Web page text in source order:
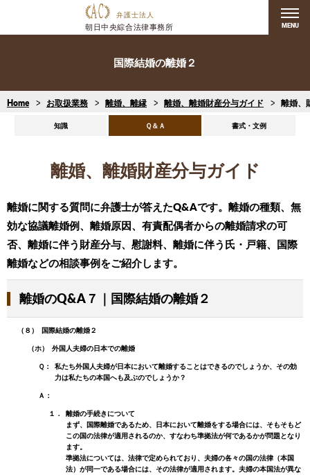
MENU
国際結婚の離婚２
Home お取扱業務 離婚、離縁 離婚、離婚財産分与ガイド 離婚、
知識 Ｑ＆Ａ 書式・文例
離婚、離婚財産分与ガイド
離婚に関する質問に弁護士が答えたQ&Aです。離婚の種類、無
効な協議離婚例、離婚原因、有責配偶者からの離婚請求の可
否、離婚に伴う財産分与、慰謝料、離婚に伴う氏・戸籍、国際
離婚などの相談事例をご紹介します。
離婚のQ&A７｜国際結婚の離婚２
（８） 国際結婚の離婚２
（ホ） 外国人夫婦の日本での離婚
Ｑ：
私たち外国人夫婦が日本において離婚することはできるのでしょうか、その効
力は私たちの本国へも及ぶのでしょうか？
Ａ：
１．
離婚の手続きについて
まず、国際離婚であるため、日本において離婚をする場合には、そもそもど
この国の法律が適用されるのか、すなわち準拠法が何であるかが問題となり
ます。
準拠法については、法律で定められており、夫婦の各々の国の法律（本国
法）が同一である場合には、その法律が適用されます。夫婦の本国法が異な